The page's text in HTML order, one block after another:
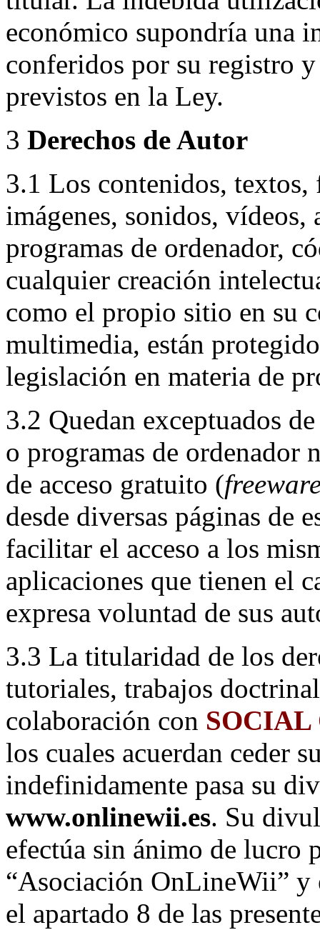
económico supondría una
conferidos por su registro
previstos en la Ley.
3 Derechos de Autor
3.1 Los contenidos,
imágenes, sonidos, vídeos,
programas de ordenador,
cualquier creación
como el propio sitio en su
multimedia, están
legislación en materia de
3.2 Quedan exceptuados
o programas de ordenador
de acceso gratuito (
desde diversas páginas de
facilitar el acceso a los
aplicaciones que tienen el
expresa voluntad de sus
3.3 La titularidad de los
tutoriales, trabajos
colaboración con SOCIAL
los cuales acuerdan ceder
indefinidamente pasa su
www.onlinewii.es. Su
efectúa sin ánimo de lucro
“Asociación OnLineWii” y
el apartado 8 de las